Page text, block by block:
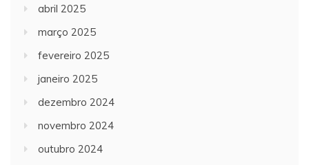
abril 2025
março 2025
fevereiro 2025
janeiro 2025
dezembro 2024
novembro 2024
outubro 2024